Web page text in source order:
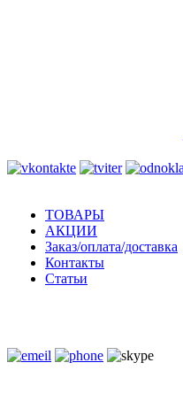
ТОВАРЫ
АКЦИИ
Заказ/оплата/доставка
Контакты
Статьи